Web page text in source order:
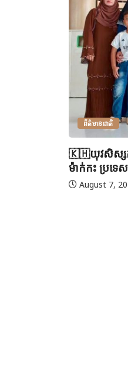
ព័ត៌មានជាតិ
🇰🇭យុវសិស្សក
ម៉ាក់កះ ប្រទេ
August 7,